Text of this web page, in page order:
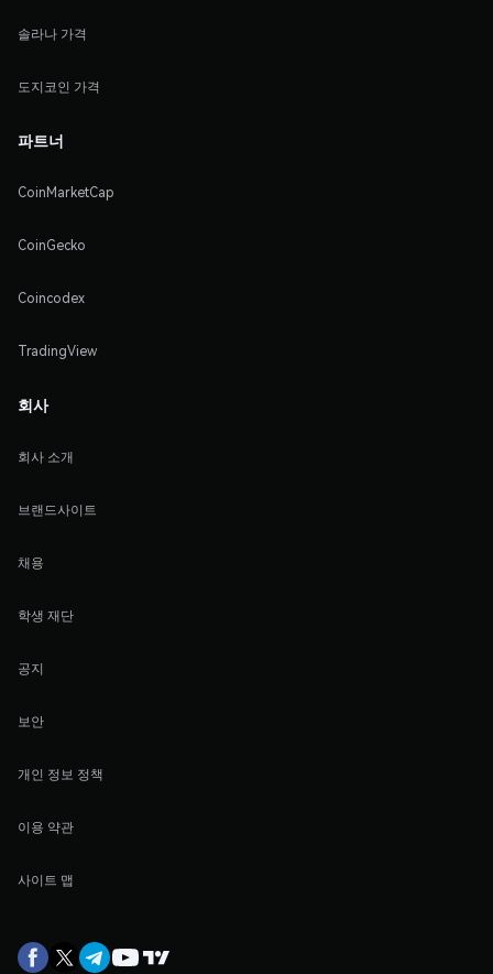
솔라나 가격
도지코인 가격
파트너
CoinMarketCap
CoinGecko
Coincodex
TradingView
회사
회사 소개
브랜드사이트
채용
학생 재단
공지
보안
개인 정보 정책
이용 약관
사이트 맵